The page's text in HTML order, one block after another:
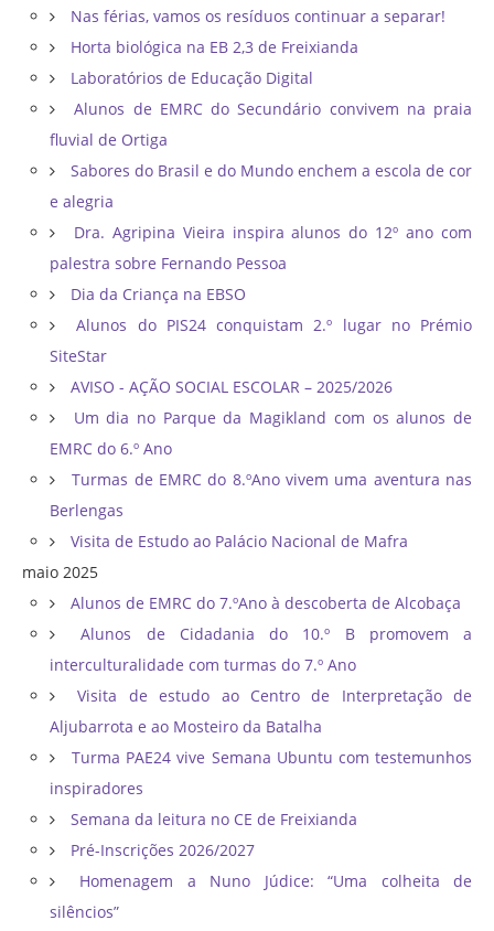
Nas férias, vamos os resíduos continuar a separar!
Horta biológica na EB 2,3 de Freixianda
Laboratórios de Educação Digital
Alunos de EMRC do Secundário convivem na praia
fluvial de Ortiga
Sabores do Brasil e do Mundo enchem a escola de cor
e alegria
Dra. Agripina Vieira inspira alunos do 12º ano com
palestra sobre Fernando Pessoa
Dia da Criança na EBSO
Alunos do PIS24 conquistam 2.º lugar no Prémio
SiteStar
AVISO - AÇÃO SOCIAL ESCOLAR – 2025/2026
Um dia no Parque da Magikland com os alunos de
EMRC do 6.º Ano
Turmas de EMRC do 8.ºAno vivem uma aventura nas
Berlengas
Visita de Estudo ao Palácio Nacional de Mafra
maio 2025
Alunos de EMRC do 7.ºAno à descoberta de Alcobaça
Alunos de Cidadania do 10.º B promovem a
interculturalidade com turmas do 7.º Ano
Visita de estudo ao Centro de Interpretação de
Aljubarrota e ao Mosteiro da Batalha
Turma PAE24 vive Semana Ubuntu com testemunhos
inspiradores
Semana da leitura no CE de Freixianda
Pré-Inscrições 2026/2027
Homenagem a Nuno Júdice: “Uma colheita de
silêncios”